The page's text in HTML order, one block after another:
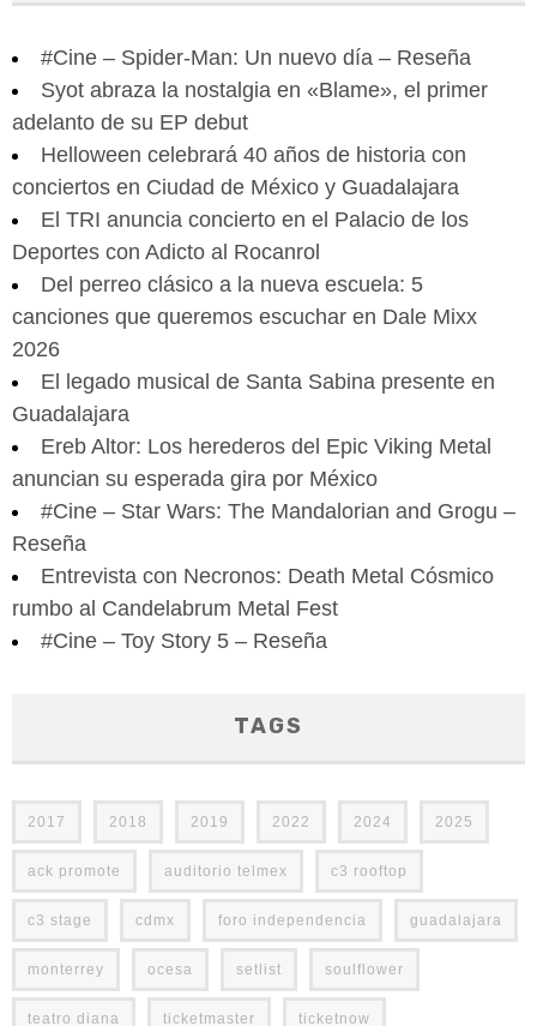
#Cine – Spider-Man: Un nuevo día – Reseña
Syot abraza la nostalgia en «Blame», el primer
adelanto de su EP debut
Helloween celebrará 40 años de historia con
conciertos en Ciudad de México y Guadalajara
El TRI anuncia concierto en el Palacio de los
Deportes con Adicto al Rocanrol
Del perreo clásico a la nueva escuela: 5
canciones que queremos escuchar en Dale Mixx
2026
El legado musical de Santa Sabina presente en
Guadalajara
Ereb Altor: Los herederos del Epic Viking Metal
anuncian su esperada gira por México
#Cine – Star Wars: The Mandalorian and Grogu –
Reseña
Entrevista con Necronos: Death Metal Cósmico
rumbo al Candelabrum Metal Fest
#Cine – Toy Story 5 – Reseña
TAGS
2017 2018 2019 2022 2024 2025
ack promote auditorio telmex c3 rooftop
c3 stage cdmx foro independencia guadalajara
monterrey ocesa setlist soulflower
teatro diana ticketmaster ticketnow